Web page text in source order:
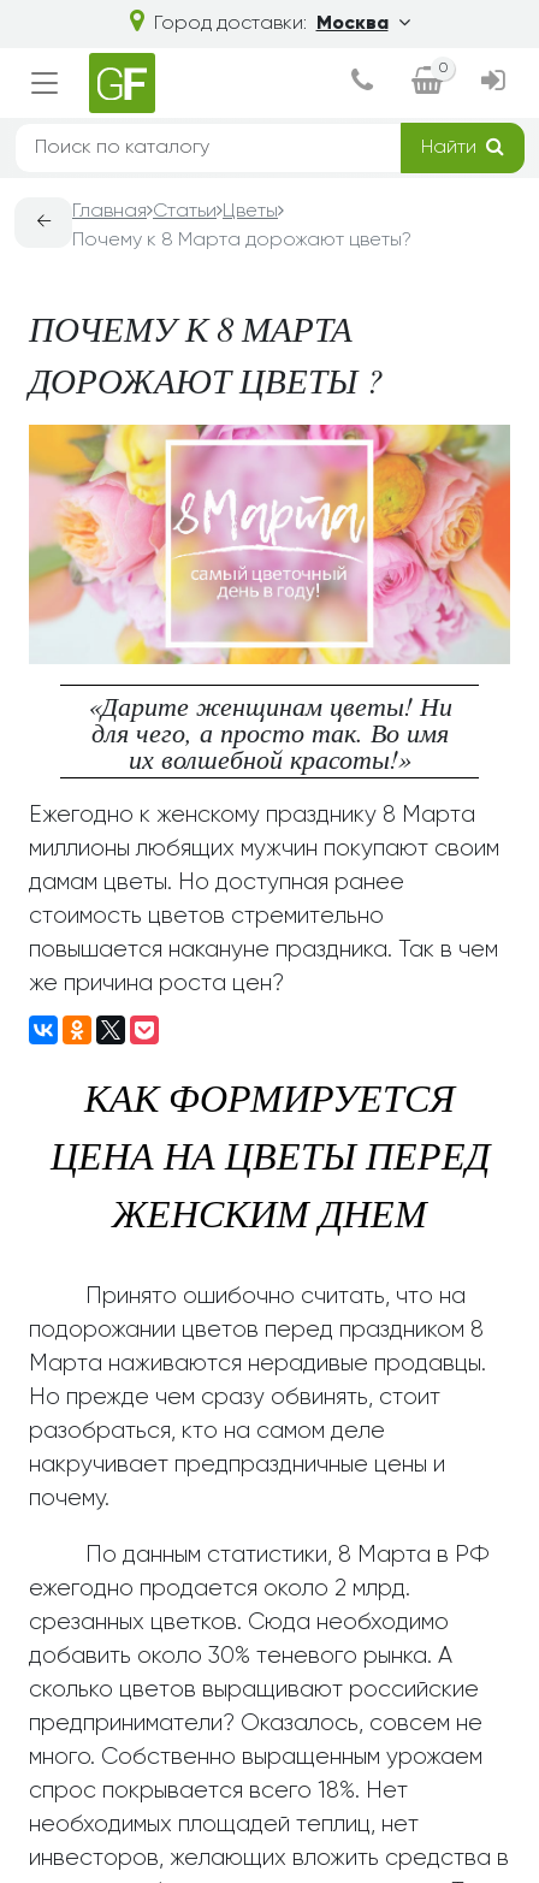
Город доставки: Москва
0
Найти
←
Главная Статьи Цветы
Почему к 8 Марта дорожают цветы?
ПОЧЕМУ К 8 МАРТА
ДОРОЖАЮТ ЦВЕТЫ ?
«Дарите женщинам цветы! Ни
для чего, а просто так. Во имя
их волшебной красоты!»
Ежегодно к женскому празднику 8 Марта
миллионы любящих мужчин покупают своим
дамам цветы. Но доступная ранее
стоимость цветов стремительно
повышается накануне праздника. Так в чем
же причина роста цен?
КАК ФОРМИРУЕТСЯ
ЦЕНА НА ЦВЕТЫ ПЕРЕД
ЖЕНСКИМ ДНЕМ
Принято ошибочно считать, что на
подорожании цветов перед праздником 8
Марта наживаются нерадивые продавцы.
Но прежде чем сразу обвинять, стоит
разобраться, кто на самом деле
накручивает предпраздничные цены и
почему.
По данным статистики, 8 Марта в РФ
ежегодно продается около 2 млрд.
срезанных цветков. Сюда необходимо
добавить около 30% теневого рынка. А
сколько цветов выращивают российские
предприниматели? Оказалось, совсем не
много. Собственно выращенным урожаем
спрос покрывается всего 18%. Нет
необходимых площадей теплиц, нет
инвесторов, желающих вложить средства в